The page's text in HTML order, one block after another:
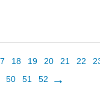
18 19 20 21 22
50 51 52 →